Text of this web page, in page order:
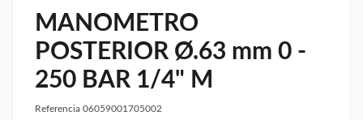
MANOMETRO
POSTERIOR Ø.63 mm 0 -
250 BAR 1/4" M
Referencia 06059001705002